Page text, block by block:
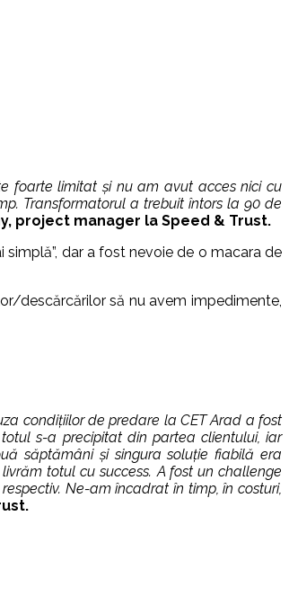
foarte limitat și nu am avut acces nici cu
Transformatorul a trebuit întors la 90 de
project manager la Speed & Trust.
dar a fost nevoie de o macara de
descărcărilor să nu avem impedimente,
condițiilor de predare la CET Arad a fost
s-a precipitat din partea clientului, iar
săptămâni și singura soluție fiabilă era
totul cu success. A fost un challenge
Ne-am încadrat în timp, în costuri,